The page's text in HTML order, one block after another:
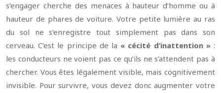
s’engager cherche des menaces à hauteur d’homme ou à
hauteur de phares de voiture. Votre petite lumière au ras
du sol ne s’enregistre tout simplement pas dans son
cerveau. C’est le principe de la « cécité d’inattention »:
les conducteurs ne voient pas ce qu’ils ne s’attendent pas à
chercher. Vous êtes légalement visible, mais cognitivement
invisible. Pour survivre, vous devez donc augmenter votre